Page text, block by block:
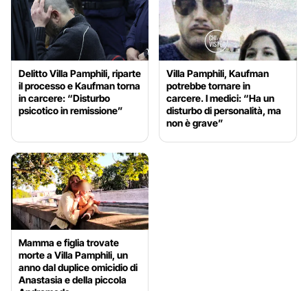
Delitto Villa Pamphili, riparte
il processo e Kaufman torna
in carcere: “Disturbo
psicotico in remissione”
Villa Pamphili, Kaufman
potrebbe tornare in
carcere. I medici: “Ha un
disturbo di personalità, ma
non è grave”
Mamma e figlia trovate
morte a Villa Pamphili, un
anno dal duplice omicidio di
Anastasia e della piccola